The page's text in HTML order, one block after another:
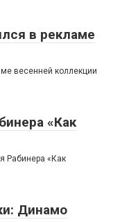
в рекламе
весенней коллекции
«Как
Рабинера «Как
Динамо